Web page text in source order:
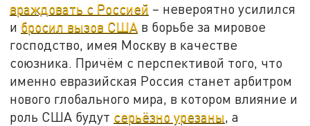
враждовать с Россией – невероятно усилился
и бросил вызов США в борьбе за мировое
господство, имея Москву в качестве
союзника. Причём с перспективой того, что
именно евразийская Россия станет арбитром
нового глобального мира, в котором влияние и
роль США будут серьёзно урезаны, а